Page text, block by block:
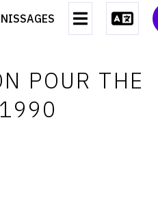
CONTACT
CGU
POUR THE